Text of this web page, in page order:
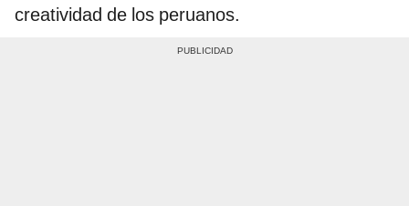
creatividad de los peruanos.